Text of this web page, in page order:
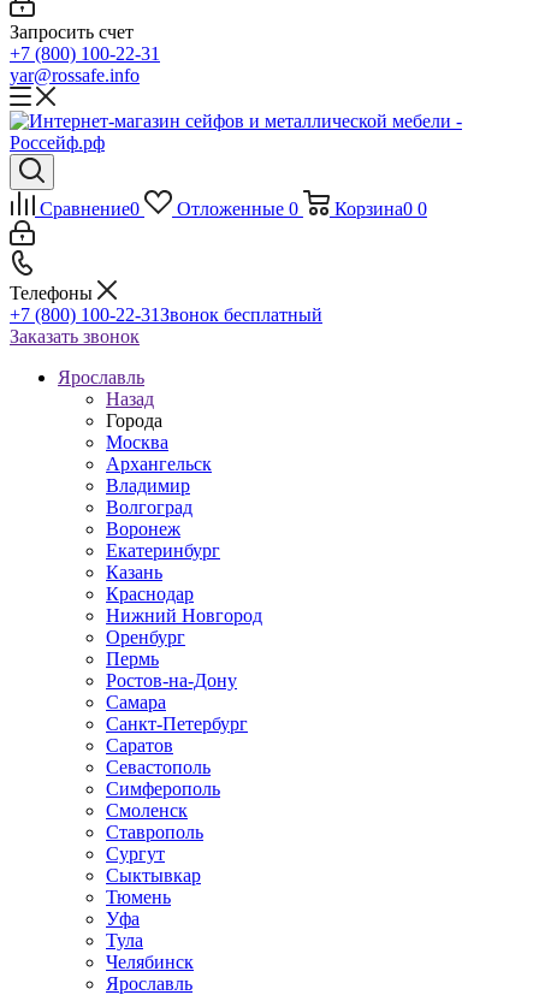
Запросить счет
+7 (800) 100-22-31
yar@rossafe.info
Сравнение0 Отложенные 0 Корзина0 0
Телефоны
+7 (800) 100-22-31Звонок бесплатный
Заказать звонок
Ярославль
Назад
Города
Москва
Архангельск
Владимир
Волгоград
Воронеж
Екатеринбург
Казань
Краснодар
Нижний Новгород
Оренбург
Пермь
Ростов-на-Дону
Самара
Санкт-Петербург
Саратов
Севастополь
Симферополь
Смоленск
Ставрополь
Сургут
Сыктывкар
Тюмень
Уфа
Тула
Челябинск
Ярославль